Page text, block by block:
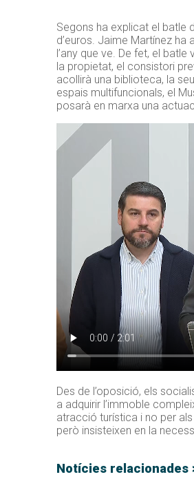
Segons ha explicat el batle
d’euros. Jaime Martínez ha
l’any que ve. De fet, el
la propietat, el consistori
acollirà una biblioteca, la
espais multifuncionals, el
posarà en marxa una
Des de l’oposició, els
a adquirir l’immoble
atracció turística i no per
però insisteixen en la
Notícies relacionades